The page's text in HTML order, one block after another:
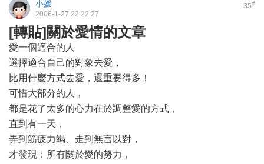
35#
小媛
2006-1-27 22:22:27
[轉貼]關於愛情的文章
愛一個適合的人
選擇適合自己的對象去愛，
比用什麼方式去愛，還重要得多！
可惜大部分的人，
都是花了太多的心力在於調整愛的方式，
直到有一天，
弄到筋疲力竭、走到無言以對，
才發現：所有關於愛的努力，